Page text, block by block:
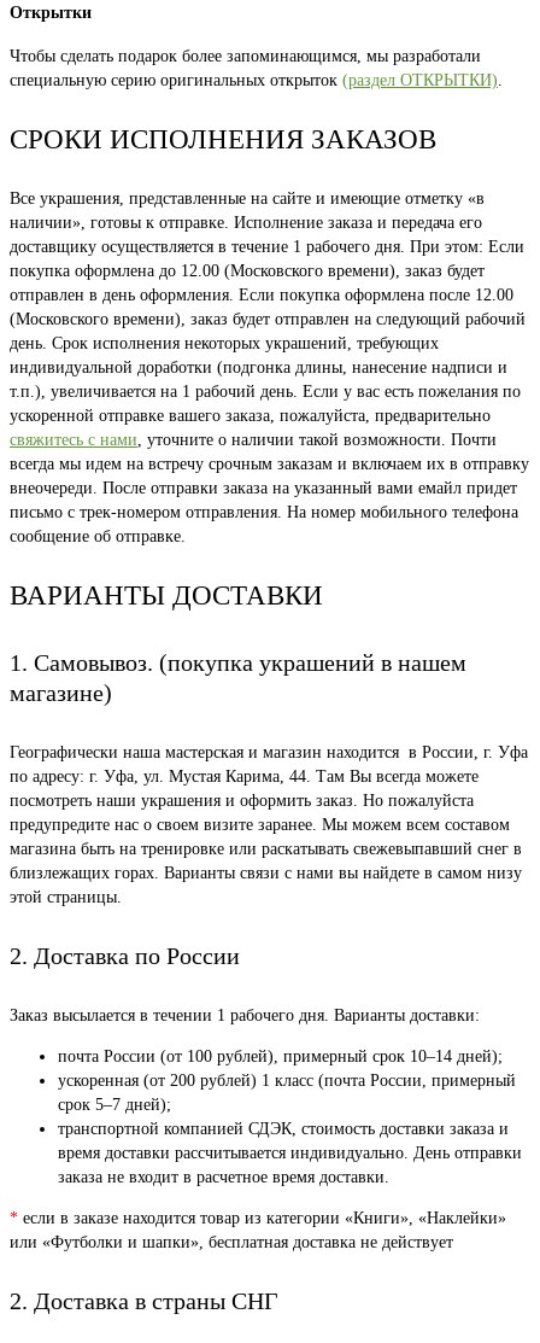
Открытки
Чтобы сделать подарок более запоминающимся, мы разработали
специальную серию оригинальных открыток (раздел ОТКРЫТКИ).
СРОКИ ИСПОЛНЕНИЯ ЗАКАЗОВ
Все украшения, представленные на сайте и имеющие отметку «в
наличии», готовы к отправке. Исполнение заказа и передача его
доставщику осуществляется в течение 1 рабочего дня. При этом: Если
покупка оформлена до 12.00 (Московского времени), заказ будет
отправлен в день оформления. Если покупка оформлена после 12.00
(Московского времени), заказ будет отправлен на следующий рабочий
день. Срок исполнения некоторых украшений, требующих
индивидуальной доработки (подгонка длины, нанесение надписи и
т.п.), увеличивается на 1 рабочий день. Если у вас есть пожелания по
ускоренной отправке вашего заказа, пожалуйста, предварительно
свяжитесь с нами, уточните о наличии такой возможности. Почти
всегда мы идем на встречу срочным заказам и включаем их в отправку
внеочереди. После отправки заказа на указанный вами емайл придет
письмо с трек-номером отправления. На номер мобильного телефона
сообщение об отправке.
ВАРИАНТЫ ДОСТАВКИ
1. Самовывоз. (покупка украшений в нашем
магазине)
Географически наша мастерская и магазин находится в России, г. Уфа
по адресу: г. Уфа, ул. Мустая Карима, 44. Там Вы всегда можете
посмотреть наши украшения и оформить заказ. Но пожалуйста
предупредите нас о своем визите заранее. Мы можем всем составом
магазина быть на тренировке или раскатывать свежевыпавший снег в
близлежащих горах. Варианты связи с нами вы найдете в самом низу
этой страницы.
2. Доставка по России
Заказ высылается в течении 1 рабочего дня. Варианты доставки:
почта России (от 100 рублей), примерный срок 10–14 дней);
ускоренная (от 200 рублей) 1 класс (почта России, примерный
срок 5–7 дней);
транспортной компанией СДЭК, стоимость доставки заказа и
время доставки рассчитывается индивидуально. День отправки
заказа не входит в расчетное время доставки.
* если в заказе находится товар из категории «Книги», «Наклейки»
или «Футболки и шапки», бесплатная доставка не действует
2. Доставка в страны СНГ